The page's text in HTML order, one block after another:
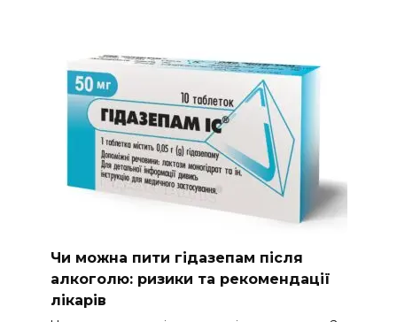
Чи можна пити гідазепам після
алкоголю: ризики та рекомендації
лікарів